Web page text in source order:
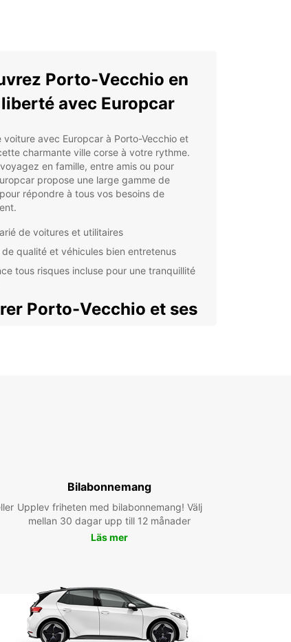
Porto-Vecchio en
avec Europcar
voiture avec Europcar à Porto-Vecchio et
charmante ville corse à votre rythme.
en famille, entre amis ou pour
propose une large gamme de
répondre à tous vos besoins de
de voitures et utilitaires
de qualité et véhicules bien entretenus
tous risques incluse pour une tranquillité
Porto-Vecchio et ses
dans la vieille ville et sur le port de plaisance
vers les aiguilles de Bavella et les piscines
de l'Oso
la location d'une voiture à Porto-Vecchio
Bilabonnemang
Upplev friheten med bilabonnemang! Välj
mellan 30 dagar upp till 12 månader
Läs mer